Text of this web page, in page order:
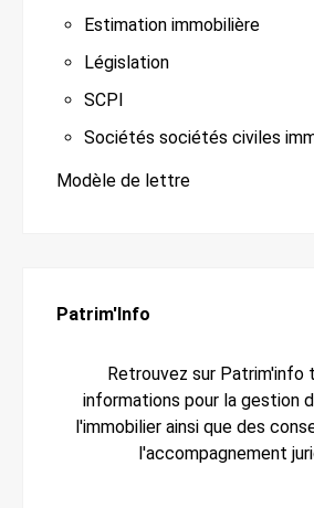
Estimation immobilière
Législation
SCPI
Sociétés sociétés civiles
Modèle de lettre
Patrim'Info
Retrouvez sur Patrim'info
informations pour la gestion
l'immobilier ainsi que des
l'accompagnement